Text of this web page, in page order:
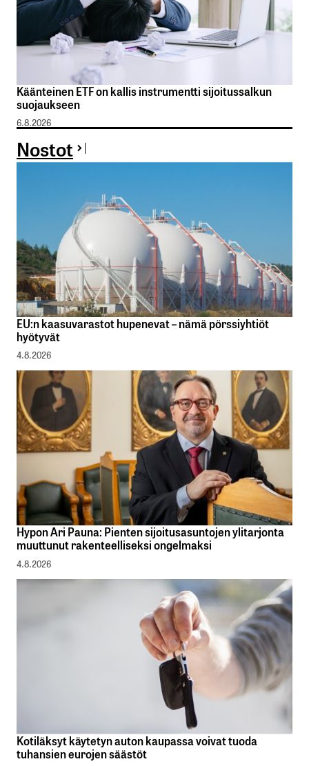
Käänteinen ETF on kallis instrumentti sijoitussalkun
suojaukseen
6.8.2026
Nostot
EU:n kaasuvarastot hupenevat – nämä pörssiyhtiöt
hyötyvät
4.8.2026
Hypon Ari Pauna: Pienten sijoitusasuntojen ylitarjonta
muuttunut rakenteelliseksi ongelmaksi
4.8.2026
Kotiläksyt käytetyn auton kaupassa voivat tuoda
tuhansien eurojen säästöt